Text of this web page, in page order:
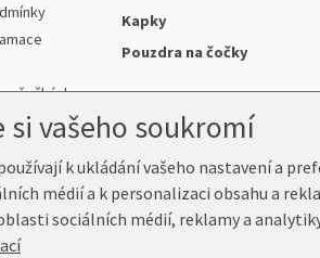
o čočkách
Kapky
Pouzdra na čočky
si vašeho soukromí
k ukládání vašeho nastavení a
médií a k personalizaci obsahu a
sociálních médií, reklamy a